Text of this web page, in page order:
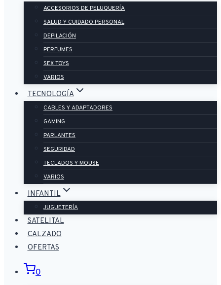
ACCESORIOS DE PELUQUERÍA
SALUD Y CUIDADO PERSONAL
DEPILACIÓN
PERFUMES
SEX TOYS
VARIOS
TECNOLOGÍA
CABLES Y ADAPTADORES
GAMING
PARLANTES
SEGURIDAD
TECLADOS Y MOUSE
VARIOS
INFANTIL
JUGUETERÍA
SATELITAL
CALZADO
OFERTAS
0